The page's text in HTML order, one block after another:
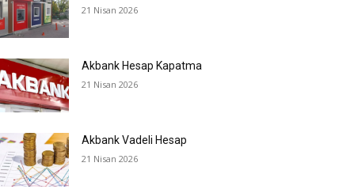
21 Nisan 2026
Akbank Hesap Kapatma
21 Nisan 2026
Akbank Vadeli Hesap
21 Nisan 2026